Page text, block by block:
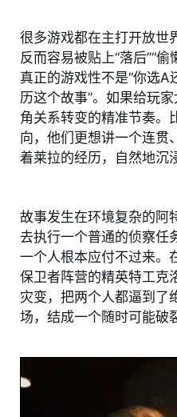
很多游戏都在主打开放世
反而容易被贴上“落后”“偷
真正的游戏性不是“你选A
历这个故事”。如果给玩
角关系转变的精准节奏。
向，他们更想讲一个连贯
着莱拉的经历，自然地沉
故事发生在环境复杂的阿
去执行一个普通的侦察任
一个人根本应付不过来。
保卫者阵营的精英特工克
灾变，把两个人都逼到了
场，结成一个随时可能破